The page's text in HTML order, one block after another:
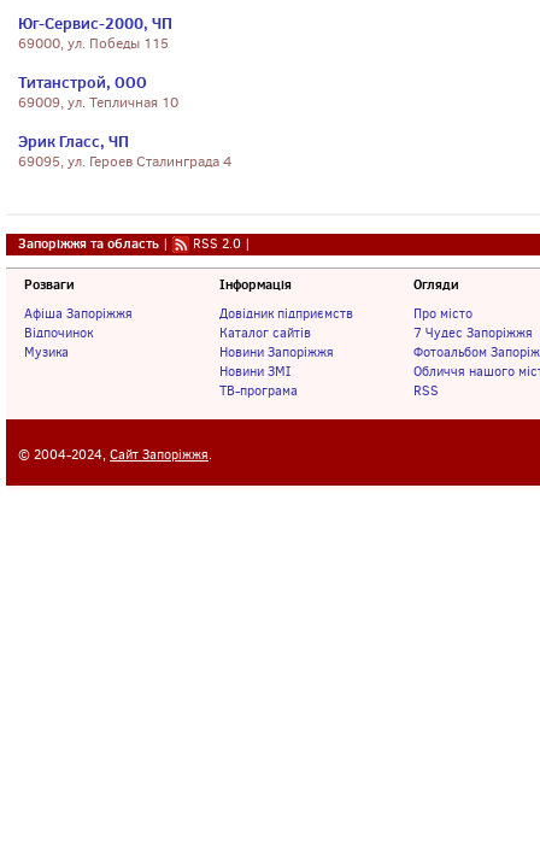
Юг-Сервис-2000, ЧП
69000, ул. Победы 115
Титанстрой, ООО
69009, ул. Тепличная 10
Эрик Гласс, ЧП
69095, ул. Героев Сталинграда 4
Запоріжжя та область | RSS 2.0 |
Розваги
Афіша Запоріжжя
Відпочинок
Музика
Інформація
Довідник підприємств
Каталог сайтів
Новини Запоріжжя
Новини ЗМІ
ТВ-програма
Огляди
Про місто
7 Чудес Запоріжжя
Фотоальбом
Обличчя нашого
RSS
© 2004-2024, Сайт Запоріжжя.